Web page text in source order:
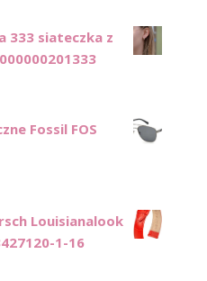
333 siateczka z
Fossil FOS
Louisianalook
1-16